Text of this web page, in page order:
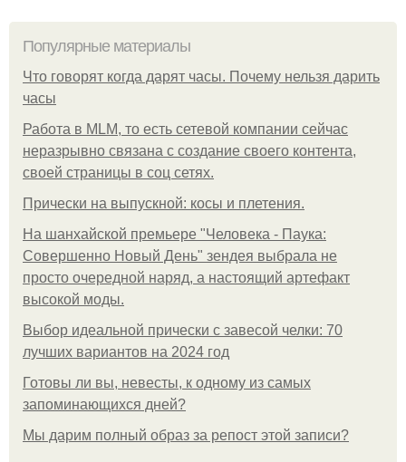
Популярные материалы
Что говорят когда дарят часы. Почему нельзя дарить
часы
Работа в MLM, то есть сетевой компании сейчас
неразрывно связана с создание своего контента,
своей страницы в соц сетях.
Прически на выпускной: косы и плетения.
На шанхайской премьере "Человека - Паука:
Совершенно Новый День" зендея выбрала не
просто очередной наряд, а настоящий артефакт
высокой моды.
Выбор идеальной прически с завесой челки: 70
лучших вариантов на 2024 год
Готовы ли вы, невесты, к одному из самых
запоминающихся дней?
Мы дарим полный образ за репост этой записи?